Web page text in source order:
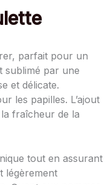
parfait pour un
sublimé par une
et délicate.
les papilles. L’ajout
fraîcheur de la
tout en assurant
légèrement